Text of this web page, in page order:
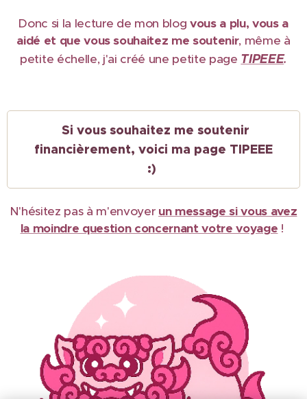
Donc si la lecture de mon blogvous a plu, vous a
aidé et que vous souhaitez me soutenir, même à
petite échelle, j'ai créé une petite page TIPEEE.
Si vous souhaitez me soutenir
financièrement, voici ma page TIPEEE
:)
N'hésitez pas à m'envoyer un message si vous avez
la moindre question concernant votre voyage !